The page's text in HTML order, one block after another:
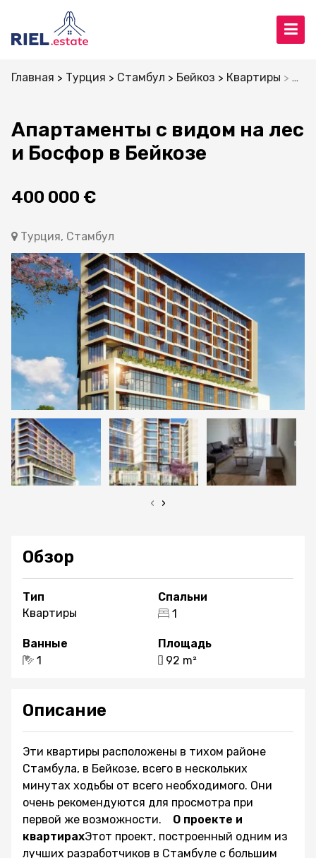
Главная Турция Стамбул Бейкоз Квартиры
Апартаменты с видом на лес
и Босфор в Бейкозе
400 000 €
Турция, Стамбул
‹ ›
Обзор
Тип
Квартиры
Спальни
1
Ванные
1
Площадь
92 m²
Описание
Эти квартиры расположены в тихом районе
Стамбула, в Бейкозе, всего в нескольких
минутах ходьбы от всего необходимого. Они
очень рекомендуются для просмотра при
первой же возможности. О проекте и
квартирахЭтот проект, построенный одним из
лучших разработчиков в Стамбуле с большим